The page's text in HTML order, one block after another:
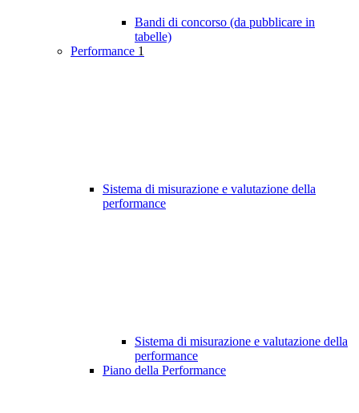
Bandi di concorso (da pubblicare in
tabelle)
Performance 1
Sistema di misurazione e valutazione della
performance
Sistema di misurazione e valutazione della
performance
Piano della Performance